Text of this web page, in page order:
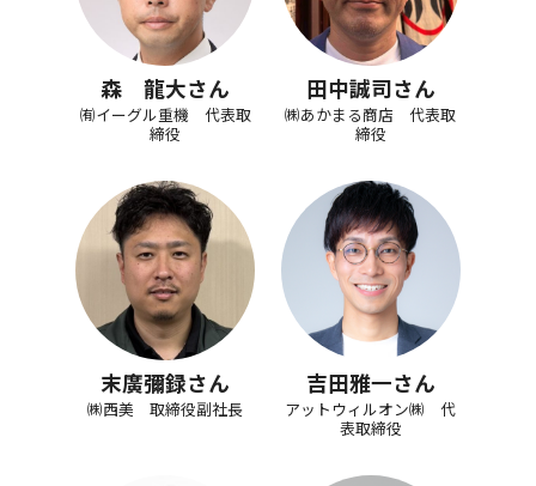
森 龍大さん
㈲イーグル重機 代表取
締役
田中誠司さん
㈱あかまる商店 代表取
締役
末廣彌録さん
㈱西美 取締役副社長
吉田雅一さん
アットウィルオン㈱ 代
表取締役